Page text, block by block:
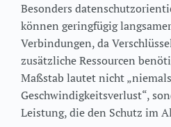
Besonders
können geringfügig
Verbindungen, da
zusätzliche Ressourcen
Maßstab lautet nicht „niemals
Geschwindigkeitsverlust“,
Leistung, die den Schutz im